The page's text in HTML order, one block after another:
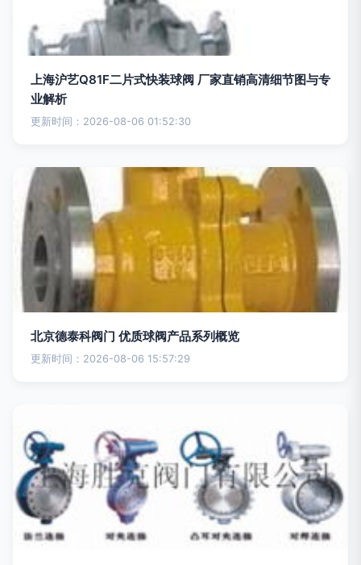
上海沪艺Q81F二片式快装球阀 厂家直销高清细节图与专
业解析
更新时间：2026-08-06 01:52:30
北京德泰科阀门 优质球阀产品系列概览
更新时间：2026-08-06 15:57:29